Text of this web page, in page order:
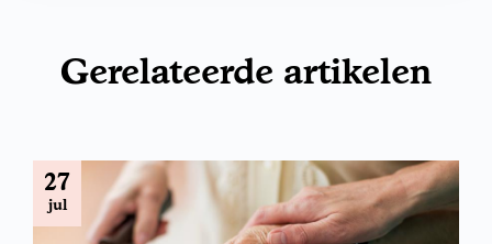
Gerelateerde artikelen
27
jul